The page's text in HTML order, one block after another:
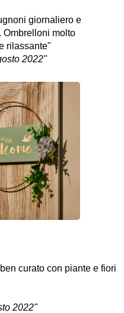
giornaliero e
Ombrelloni molto
rilassante"
2022"
curato con piante e fiori
2022"